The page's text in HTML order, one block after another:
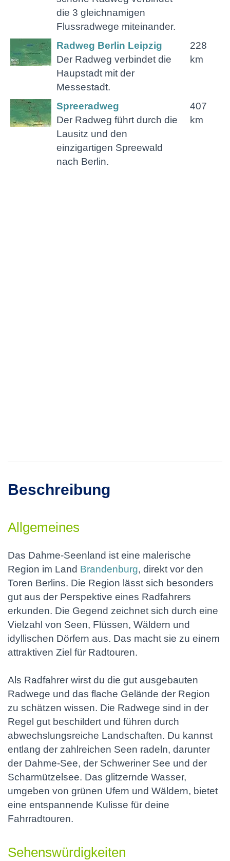
die 3 gleichnamigen
Flussradwege miteinander.
Radweg Berlin Leipzig
Der Radweg verbindet die
Haupstadt mit der
Messestadt.
228
km
Spreeradweg
Der Radweg führt durch die
Lausitz und den
einzigartigen Spreewald
nach Berlin.
407
km
Beschreibung
Allgemeines
Das Dahme-Seenland ist eine malerische
Region im Land Brandenburg, direkt vor den
Toren Berlins. Die Region lässt sich besonders
gut aus der Perspektive eines Radfahrers
erkunden. Die Gegend zeichnet sich durch eine
Vielzahl von Seen, Flüssen, Wäldern und
idyllischen Dörfern aus. Das macht sie zu einem
attraktiven Ziel für Radtouren.
Als Radfahrer wirst du die gut ausgebauten
Radwege und das flache Gelände der Region
zu schätzen wissen. Die Radwege sind in der
Regel gut beschildert und führen durch
abwechslungsreiche Landschaften. Du kannst
entlang der zahlreichen Seen radeln, darunter
der Dahme-See, der Schweriner See und der
Scharmützelsee. Das glitzernde Wasser,
umgeben von grünen Ufern und Wäldern, bietet
eine entspannende Kulisse für deine
Fahrradtouren.
Sehenswürdigkeiten